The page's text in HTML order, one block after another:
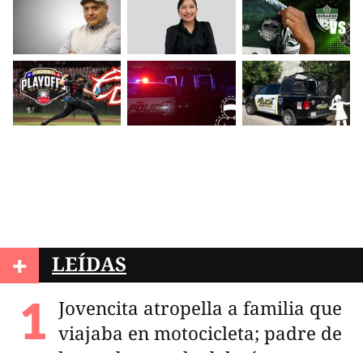
+ LEÍDAS
Jovencita atropella a familia que
viajaba en motocicleta; padre de